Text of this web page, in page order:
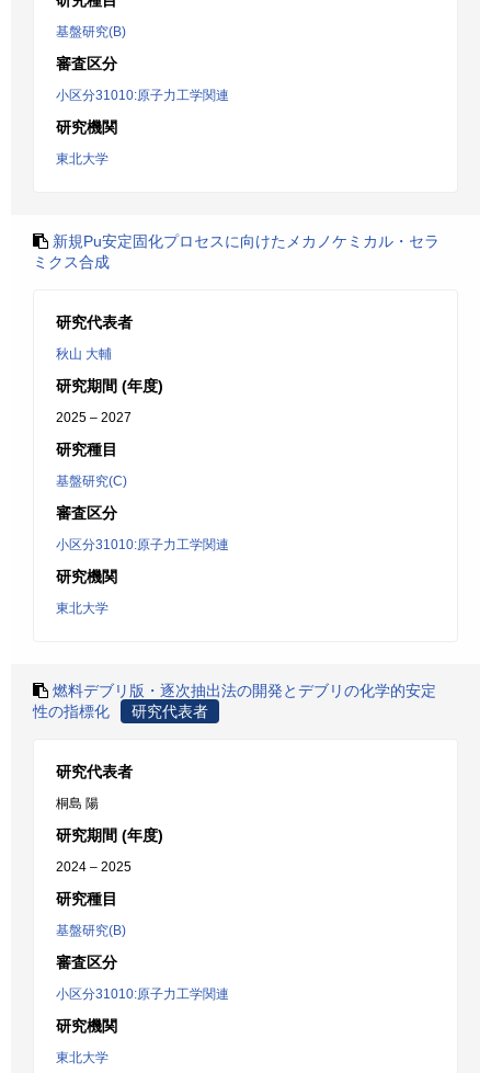
基盤研究(B)
審査区分
小区分31010:原子力工学関連
研究機関
東北大学
新規Pu安定固化プロセスに向けたメカノケミカル・セラ
ミクス合成
研究代表者
秋山 大輔
研究期間 (年度)
2025 – 2027
研究種目
基盤研究(C)
審査区分
小区分31010:原子力工学関連
研究機関
東北大学
燃料デブリ版・逐次抽出法の開発とデブリの化学的安定
性の指標化
研究代表者
研究代表者
桐島 陽
研究期間 (年度)
2024 – 2025
研究種目
基盤研究(B)
審査区分
小区分31010:原子力工学関連
研究機関
東北大学